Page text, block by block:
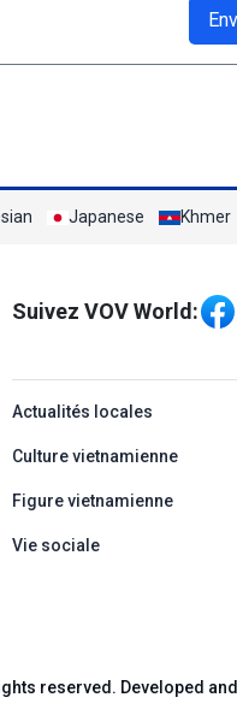
Japanese Khmer
Mạng xã hội
Suivez VOV World:
menu footer
Actualités locales
Culture vietnamienne
Figure vietnamienne
Vie sociale
reserved. Developed